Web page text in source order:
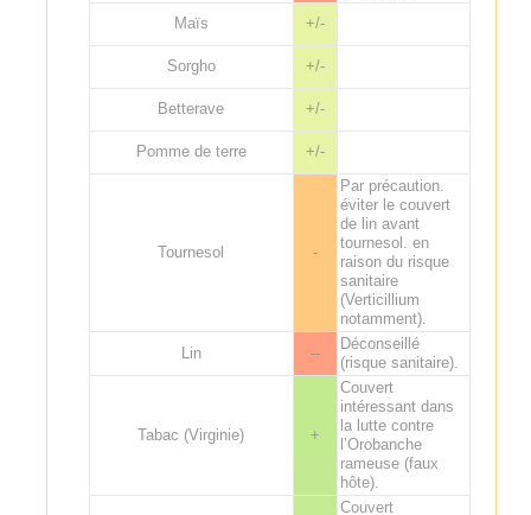
Maïs
+/-
Sorgho +/-
Betterave +/-
Pomme de terre +/-
Tournesol -
Par précaution.
éviter le couvert
de lin avant
tournesol. en
raison du risque
sanitaire
(Verticillium
notamment).
Lin
--
Déconseillé
(risque sanitaire).
Tabac (Virginie) +
Couvert
intéressant dans
la lutte contre
l’Orobanche
rameuse (faux
hôte).
Couvert